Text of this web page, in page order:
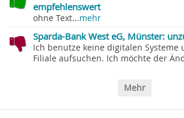
empfehlenswert
ohne Text...mehr
Sparda-Bank West eG, Münster:
Ich benutze keine digitalen Systeme
Filiale aufsuchen. Ich möchte der
Mehr